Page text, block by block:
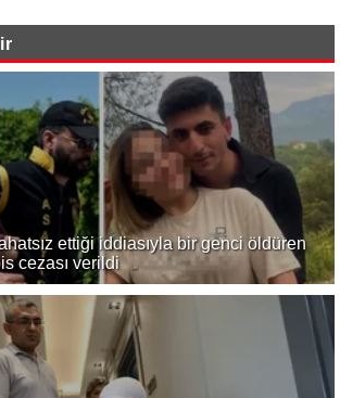
ettiği iddiasıyla bir genci öldüren
cezası verildi